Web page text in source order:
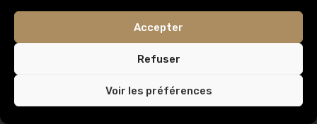
Accepter
Refuser
Voir les préférences
Institut Professionnel des Agents Immobiliers,
1000 Bruxelles
IPI Code de déontologie